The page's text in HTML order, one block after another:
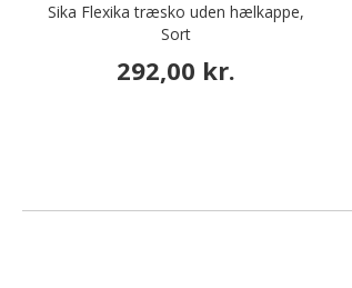
Sika Flexika træsko uden hælkappe,
Sort
292,00 kr.